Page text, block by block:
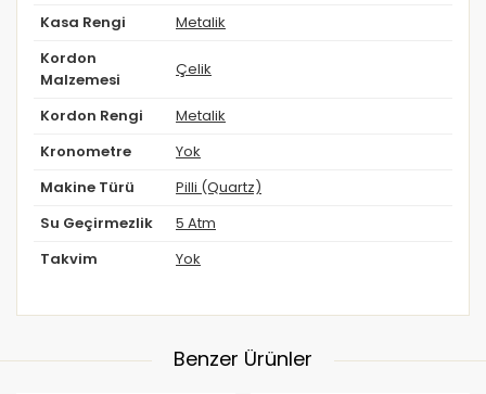
Kasa Rengi Metalik
Kordon
Malzemesi
Çelik
Kordon Rengi Metalik
Kronometre Yok
Makine Türü Pilli (Quartz)
Su Geçirmezlik 5 Atm
Takvim Yok
Benzer Ürünler